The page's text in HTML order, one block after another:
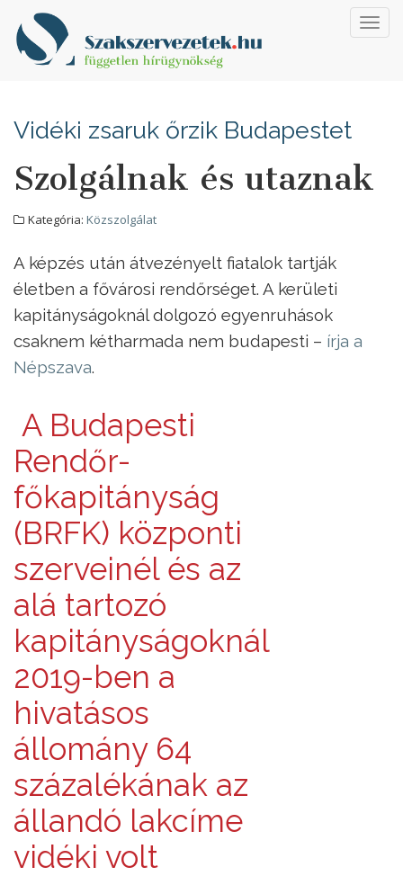
Vidéki zsaruk őrzik Budapestet
Szolgálnak és utaznak
Kategória: Közszolgálat
A képzés után átvezényelt fiatalok tartják
életben a fővárosi rendőrséget. A kerületi
kapitányságoknál dolgozó egyenruhások
csaknem kétharmada nem budapesti – írja a
Népszava.
A Budapesti
Rendőr-
főkapitányság
(BRFK) központi
szerveinél és az
alá tartozó
kapitányságoknál
2019-ben a
hivatásos
állomány 64
százalékának az
állandó lakcíme
vidéki volt